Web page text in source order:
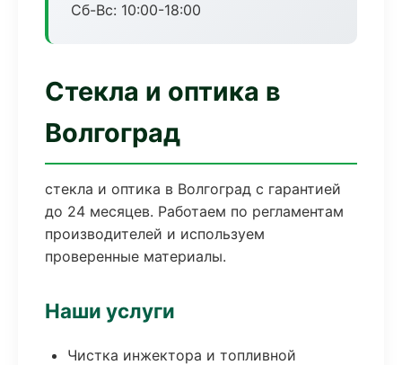
Сб-Вс: 10:00-18:00
Стекла и оптика в
Волгоград
стекла и оптика в Волгоград с гарантией
до 24 месяцев. Работаем по регламентам
производителей и используем
проверенные материалы.
Наши услуги
Чистка инжектора и топливной